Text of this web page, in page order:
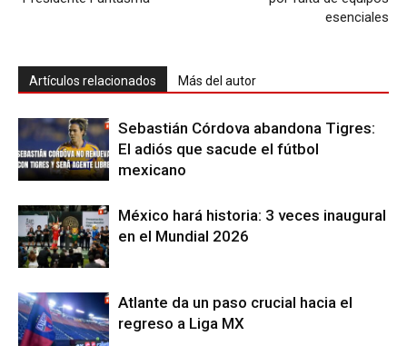
esenciales
Artículos relacionados Más del autor
Sebastián Córdova abandona Tigres:
El adiós que sacude el fútbol
mexicano
México hará historia: 3 veces inaugural
en el Mundial 2026
Atlante da un paso crucial hacia el
regreso a Liga MX